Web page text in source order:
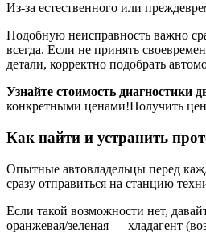
Из-за естественного или
Подобную неисправность важно
всегда. Если не принять
детали, корректно подобрать
Узнайте стоимость диагностики
конкретными ценами!Получить
Как найти и устранить
Опытные автовладельцы перед
сразу отправиться на станцию
Если такой возможности нет,
оранжевая/зеленая — хладагент